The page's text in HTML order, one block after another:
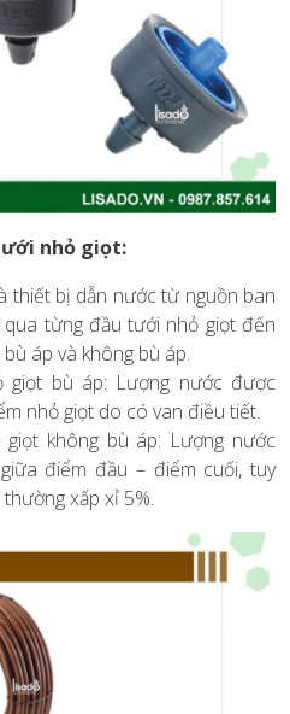
nhỏ giọt:
thiết bị dẫn nước từ nguồn ban
từng đầu tưới nhỏ giọt đến
áp và không bù áp.
giọt bù áp: Lượng nước được
nhỏ giọt do có van điều tiết.
không bù áp: Lượng nước
điểm đầu – điểm cuối, tuy
xấp xỉ 5%.